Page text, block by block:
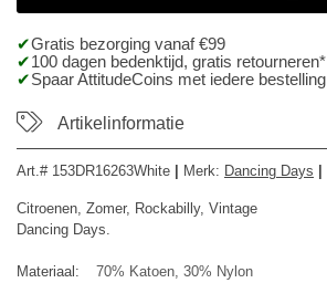
Gratis bezorging vanaf €99
100 dagen bedenktijd, gratis retourneren*
Spaar AttitudeCoins met iedere bestelling
Artikelinformatie
Art.# 153DR16263White Merk: Dancing Days
Citroenen, Zomer, Rockabilly, Vintage
Dancing Days.
Materiaal:
70% Katoen, 30% Nylon